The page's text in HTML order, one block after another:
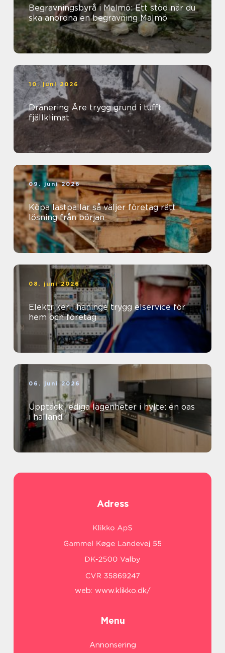
Begravningsbyrå i Malmö: Ett stöd när du
ska anordna en begravning Malmö
10. juni 2026
Dränering Åre trygg grund i tufft
fjällklimat
09. juni 2026
Köpa lastpallar så väljer företag rätt
lösning från början
08. juni 2026
Elektriker i haninge trygg elservice för
hem och företag
06. juni 2026
Upptäck lediga lägenheter i hylte: en oas
i halland
Adress
web: www.klikko.dk/
Menu
Annonsering